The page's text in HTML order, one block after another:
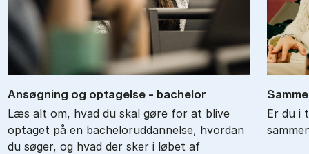
An­søg­ning og op­ta­gel­se - ba­chel­or
Læs alt om, hvad du skal gøre for at blive
optaget på en bacheloruddannelse, hvordan
du søger, og hvad der sker i løbet af
Er du i